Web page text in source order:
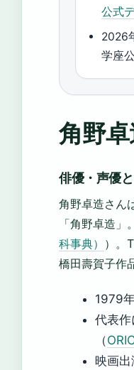
公式
2026
学座
角野
俳優・声優
角野卓造さん
「角野卓造
科事典） ）。
橋田壽賀子作
1979
代表作
（
映画